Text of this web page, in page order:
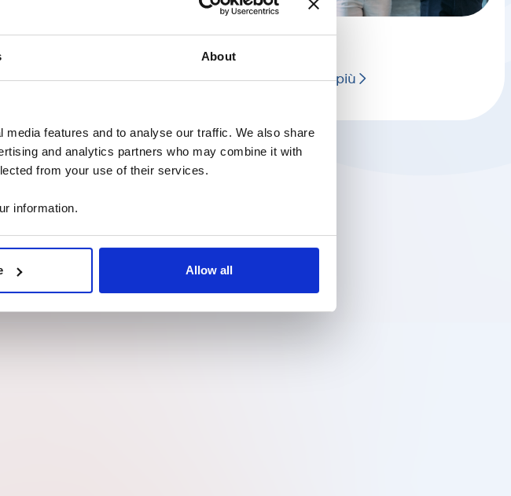
About
features and to analyse our traffic. We also share
and analytics partners who may combine it with
from your use of their services.
information.
Allow all
Ricerca e sviluppo
Scopri di più
Finanza
Scopri di più